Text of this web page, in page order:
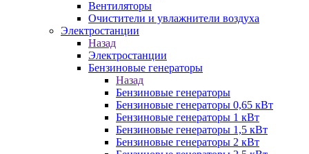
Вентиляторы
Очистители и увлажнители воздуха
Электростанции
Назад
Электростанции
Бензиновые генераторы
Назад
Бензиновые генераторы
Бензиновые генераторы 0,65 кВт
Бензиновые генераторы 1 кВт
Бензиновые генераторы 1,5 кВт
Бензиновые генераторы 2 кВт